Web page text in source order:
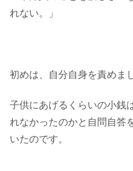
れない。」
初めは、自分自身を責めま
子供にあげるくらいの小銭
れなかったのかと自問自答
いたのです。